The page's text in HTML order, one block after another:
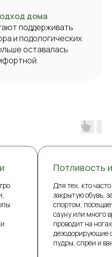
дома
поддерживать
и подологических
оставалась
Потливость
Для тех, кто
закрытую обувь,
спортом,
сауну или много
проводит на
дезодорирующие
пудры, спреи и